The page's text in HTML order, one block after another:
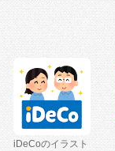
iDeCoのイラスト